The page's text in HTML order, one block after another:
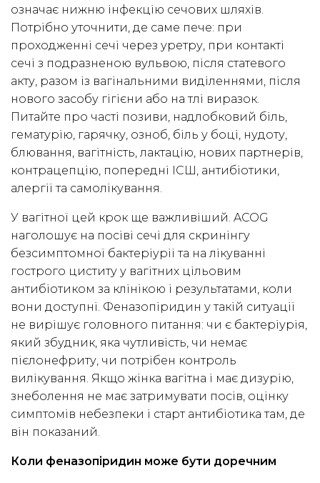
означає нижню інфекцію сечових шляхів.
Потрібно уточнити, де саме пече: при
проходженні сечі через уретру, при контакті
сечі з подразненою вульвою, після статевого
акту, разом із вагінальними виділеннями, після
нового засобу гігієни або на тлі виразок.
Питайте про часті позиви, надлобковий біль,
гематурію, гарячку, озноб, біль у боці, нудоту,
блювання, вагітність, лактацію, нових партнерів,
контрацепцію, попередні ІСШ, антибіотики,
алергії та самолікування.
У вагітної цей крок ще важливіший. ACOG
наголошує на посіві сечі для скринінгу
безсимптомної бактеріурії та на лікуванні
гострого циститу у вагітних цільовим
антибіотиком за клінікою і результатами, коли
вони доступні. Феназопіридин у такій ситуації
не вирішує головного питання: чи є бактеріурія,
який збудник, яка чутливість, чи немає
пієлонефриту, чи потрібен контроль
вилікування. Якщо жінка вагітна і має дизурію,
знеболення не має затримувати посів, оцінку
симптомів небезпеки і старт антибіотика там, де
він показаний.
Коли феназопіридин може бути доречним